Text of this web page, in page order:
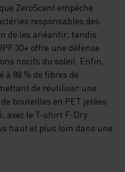
ZeroScent empêche
responsables des
de les anéantir, tandis
30+ offre une défense
nocifs du soleil. Enfin,
à 88 % de fibres de
de réutiliser une
bouteilles en PET jetées
avec le T-shirt F-Dry
haut et plus loin dans une